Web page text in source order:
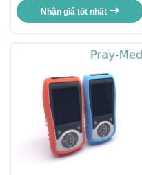
Nhận giá tốt nhất